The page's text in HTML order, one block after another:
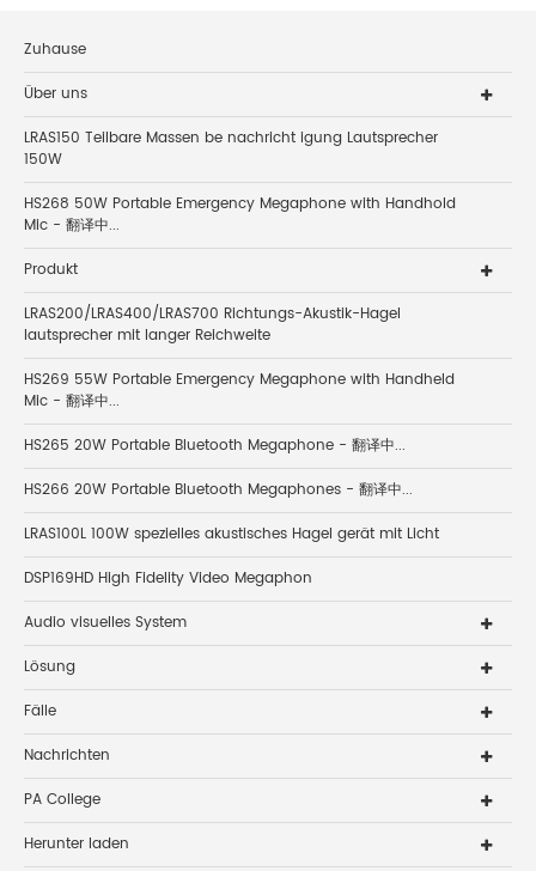
Zuhause
Über uns
LRAS150 Teilbare Massen be nachricht igung Lautsprecher
150W
HS268 50W Portable Emergency Megaphone with Handhold
Mic - 翻译中...
Produkt
LRAS200/LRAS400/LRAS700 Richtungs-Akustik-Hagel
lautsprecher mit langer Reichweite
HS269 55W Portable Emergency Megaphone with Handheld
Mic - 翻译中...
HS265 20W Portable Bluetooth Megaphone - 翻译中...
HS266 20W Portable Bluetooth Megaphones - 翻译中...
LRAS100L 100W spezielles akustisches Hagel gerät mit Licht
DSP169HD High Fidelity Video Megaphon
Audio visuelles System
Lösung
Fälle
Nachrichten
PA College
Herunter laden